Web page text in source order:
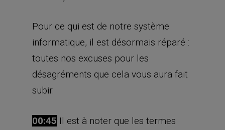
Pour ce qui est de notre système
informatique, il est désormais réparé :
toutes nos excuses pour les
désagréments que cela vous aura fait
subir.
00:45 Il est à noter que les termes